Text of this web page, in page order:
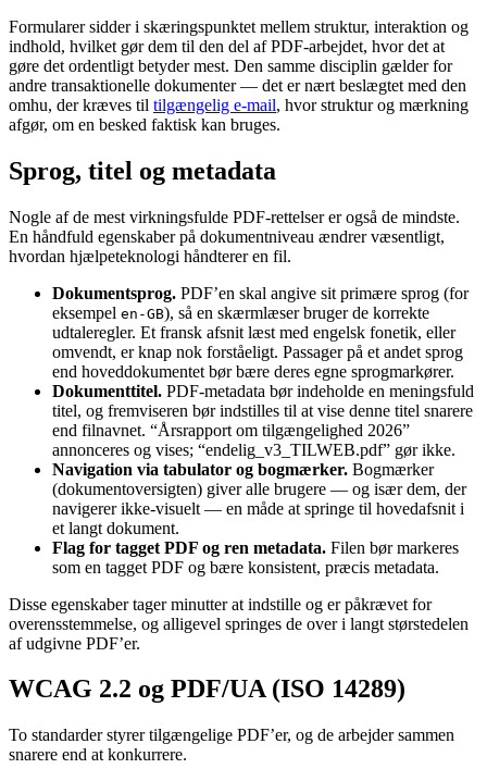
Formularer sidder i skæringspunktet mellem struktur, interaktion og
indhold, hvilket gør dem til den del af PDF-arbejdet, hvor det at
gøre det ordentligt betyder mest. Den samme disciplin gælder for
andre transaktionelle dokumenter — det er nært beslægtet med den
omhu, der kræves til tilgængelig e-mail, hvor struktur og mærkning
afgør, om en besked faktisk kan bruges.
Sprog, titel og metadata
Nogle af de mest virkningsfulde PDF-rettelser er også de mindste.
En håndfuld egenskaber på dokumentniveau ændrer væsentligt,
hvordan hjælpeteknologi håndterer en fil.
Dokumentsprog. PDF’en skal angive sit primære sprog (for
eksempel en-GB), så en skærmlæser bruger de korrekte
udtaleregler. Et fransk afsnit læst med engelsk fonetik, eller
omvendt, er knap nok forståeligt. Passager på et andet sprog
end hoveddokumentet bør bære deres egne sprogmarkører.
Dokumenttitel. PDF-metadata bør indeholde en meningsfuld
titel, og fremviseren bør indstilles til at vise denne titel snarere
end filnavnet. “Årsrapport om tilgængelighed 2026”
annonceres og vises; “endelig_v3_TILWEB.pdf” gør ikke.
Navigation via tabulator og bogmærker. Bogmærker
(dokumentoversigten) giver alle brugere — og især dem, der
navigerer ikke-visuelt — en måde at springe til hovedafsnit i
et langt dokument.
Flag for tagget PDF og ren metadata. Filen bør markeres
som en tagget PDF og bære konsistent, præcis metadata.
Disse egenskaber tager minutter at indstille og er påkrævet for
overensstemmelse, og alligevel springes de over i langt størstedelen
af udgivne PDF’er.
WCAG 2.2 og PDF/UA (ISO 14289)
To standarder styrer tilgængelige PDF’er, og de arbejder sammen
snarere end at konkurrere.